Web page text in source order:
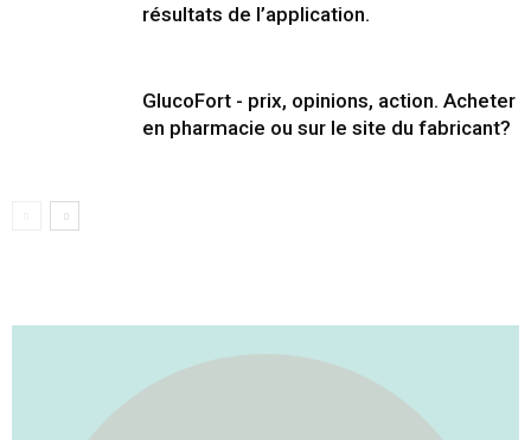
résultats de l’application.
GlucoFort - prix, opinions, action. Acheter
en pharmacie ou sur le site du fabricant?